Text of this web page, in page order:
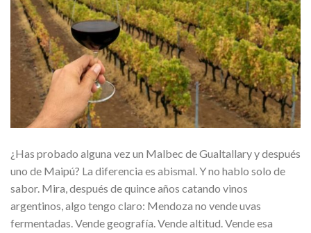
¿Has probado alguna vez un Malbec de Gualtallary y después
uno de Maipú? La diferencia es abismal. Y no hablo solo de
sabor. Mira, después de quince años catando vinos
argentinos, algo tengo claro: Mendoza no vende uvas
fermentadas. Vende geografía. Vende altitud. Vende esa